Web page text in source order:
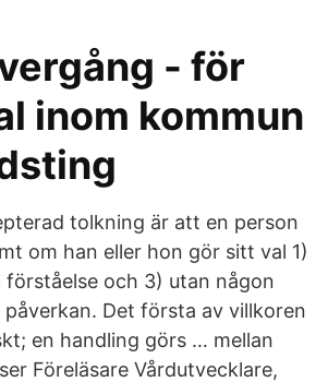
- för
inom kommun
tolkning är att en person
om han eller hon gör sitt val 1)
och 3) utan någon
Det första av villkoren
en handling görs … mellan
Föreläsare Vårdutvecklare,